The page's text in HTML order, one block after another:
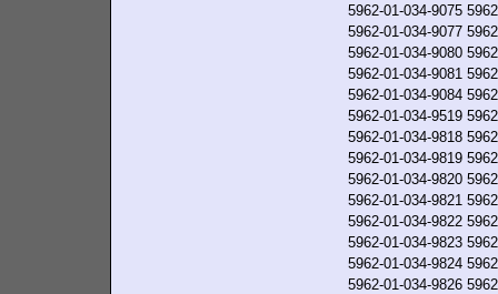
5962-01-034-9075
5962-01-034-9077
5962-01-034-9080
5962-01-034-9081
5962-01-034-9084
5962-01-034-9519
5962-01-034-9818
5962-01-034-9819
5962-01-034-9820
5962-01-034-9821
5962-01-034-9822
5962-01-034-9823
5962-01-034-9824
5962-01-034-9826